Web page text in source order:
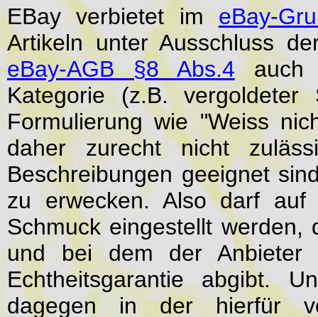
EBay verbietet im eBay-
Artikeln unter Ausschluss
eBay-AGB §8 Abs.4auch
Kategorie (z.B. vergoldeter
Formulierung wie "Weiss
daher zurecht nicht
Beschreibungen geeignet
zu erwecken. Also darf
Schmuck eingestellt werden,
und bei dem der Anbieter
Echtheitsgarantie abgibt.
dagegen in der hierfür